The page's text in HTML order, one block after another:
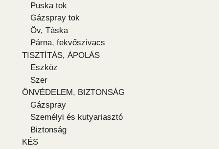
Puska tok
Gázspray tok
Öv, Táska
Párna, fekvőszivacs
TISZTÍTÁS, ÁPOLÁS
Eszköz
Szer
ÖNVÉDELEM, BIZTONSÁG
Gázspray
Személyi és kutyariasztó
Biztonság
KÉS